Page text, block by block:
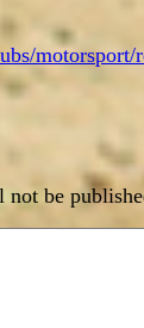
motorsport/
not be